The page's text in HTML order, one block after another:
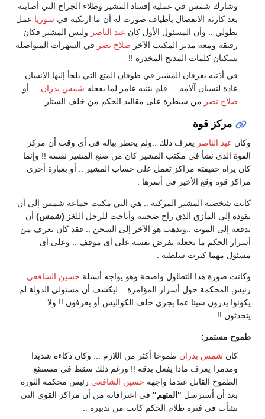
وشارك شمس في عملية إفساد المشير وطلاء الجراح التي أصابته
بعد كارثة الانفصال بأطياف صورت له أن ما ارتكبه في سوريا عمل
بطولي .. وأن المسئول الأول كان عبد الناصر وليس المشير فكان
رفيقه ومعه مدير المكتب الآخر صلاح نصر في السهرات المتواصلة
يسكبان كلمات المديح المخدرة !!
في أذنيه يغرقان المشير في طوفان المتع التي يلجأ إليها الإنسان
عادة لنسيان آلامه ... فلم يتنبه عامر لما يفعله شمس بدران ... أو
صلاح نصر من سيطرة على مقاليد الحكم من خلف الستار .
مركز قوة
وكان عبد الناصر يعرف ذلك ..ولم يخطر بباله في أى وقت أن مركز
القوة الذي نشأ في مكتب المشير كان من صنع المشير نفسه !! وإنما
كان يراه حقيقته مراكز تعمل على حساب المشير .. أو بعبارة أخري
مراكز قوة وقع الأخير في أسرها .
كانت شخصية المشير المركبة .. هي التي مكنت جماعة شمس إلى أن
تقوده إلى المأزق الذي راح ضحيته وأتاحت للرجل اللغز (شمس) أن
يدفعه إلى الموت ..ويذهب هو الآخر إلى السجن .. فقد كان يعرف من
أسرار الحكم ما يجعله يفرض نفسه على أى موقف .. وعلى أى
مسئول مهما كبرت سلطته .
وكانت صورة هذا التطاول واضحة وهو يواجه أسئلة حسين الشافعي
رئيس المحكمة حول أسرار المؤامرة .. ليكشف أن مسئولي الدولة لم
يكونوا يدرون شيئا عما يجري خلف الكواليس أو يعرفون !! ولا
يتحدثون !!
طموح مستمر:
كان شمس بدران طموحا أكثر من اللازم ... وكان ذكاءه شديدا
ومدمرا يعرف ماذا يفعل بدقة !! ورغم ذلك سقط في مستنقع
الطموح القاتل عندما واجهه حسين الشافعي رئيس محكمة الثورة
بعد أن أسترسل "المتهم" في اعترافاته من أن مراكز القوي التي
نشأت في فترة ظلام الحكم كانت من تدبيره ..